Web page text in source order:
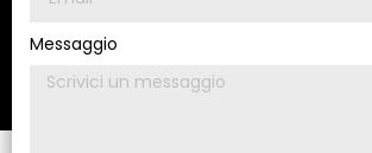
Messaggio